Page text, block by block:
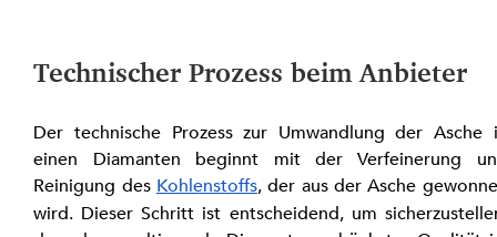
Technischer Prozess beim Anbieter
Der technische Prozess zur Umwandlung der Asche
einen Diamanten beginnt mit der Verfeinerung
Reinigung des Kohlenstoffs, der aus der Asche
wird. Dieser Schritt ist entscheidend, um